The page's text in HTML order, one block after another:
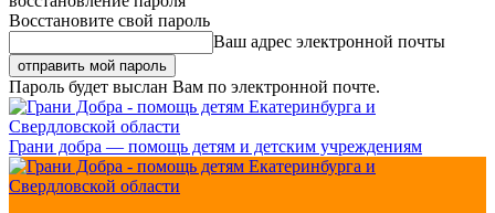
Восстановите свой пароль
Ваш адрес электронной почты
Пароль будет выслан Вам по электронной почте.
Грани добра — помощь детям и детским учреждениям